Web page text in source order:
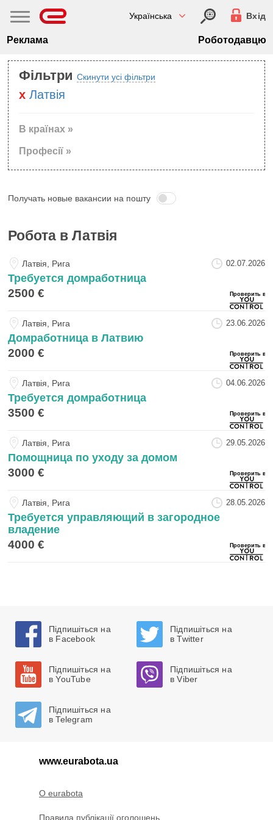
Українська Вхід
Реклама Роботодавцю
Фільтри Скинути усі фільтри
Латвiя
В країнах »
Професії »
Получать новые вакансии на пошту
Робота в Латвiя
Латвiя, Рига 02.07.2026
Требуется домработница
2500 €
Латвiя, Рига 23.06.2026
Домработница в Латвию
2000 €
Латвiя, Рига 04.06.2026
Требуется домработница
3500 €
Латвiя, Рига 29.05.2026
Помощница по уходу за домом
3000 €
Латвiя, Рига 28.05.2026
Требуется управляющий в загородное
владение
4000 €
Підпишіться на
в Facebook
Підпишіться на
в Twitter
Підпишіться на
в YouTube
Підпишіться на
в Viber
Підпишіться на
в Telegram
www.eurabota.ua
O eurabota
Правила публікації оголошень